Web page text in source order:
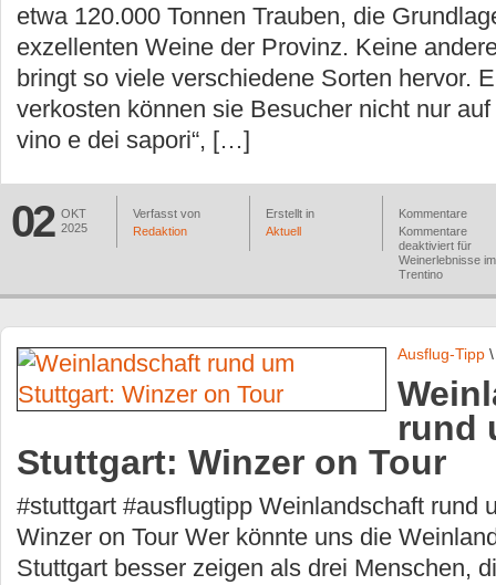
etwa 120.000 Tonnen Trauben, die
exzellenten Weine der Provinz. Keine
bringt so viele verschiedene Sorten hervor.
verkosten können sie Besucher nicht nur auf
vino e dei sapori“, […]
02 OKT
2025
Verfasst von
Redaktion
Erstellt in
Aktuell
Kommentare
Kommentare
deaktiviert für
Weinerlebnisse im
Trentino
Ausflug-Tipp
rund
Stuttgart: Winzer on Tour
#stuttgart #ausflugtipp Weinlandschaft rund
Winzer on Tour Wer könnte uns die
Stuttgart besser zeigen als drei Menschen,